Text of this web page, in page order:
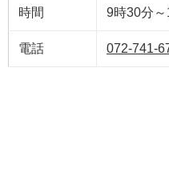
時間 9時30分
電話 072-741-